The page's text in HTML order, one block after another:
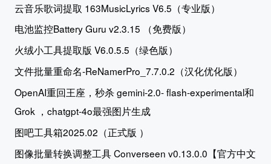
云音乐歌词提取 163MusicLyrics V6.5（专业版）
电池监控Battery Guru v2.3.15 （免费版）
火绒小工具提取版 V6.0.5.5（绿色版）
文件批量重命名-ReNamerPro_7.7.0.2（汉化优化版）
OpenAI重回王座，秒杀 gemini-2.0- flash-experimental和
Grok ，chatgpt-4o最强图片生成
图吧工具箱2025.02（正式版 ）
图像批量转换调整工具 Converseen v0.13.0.0【官方中文